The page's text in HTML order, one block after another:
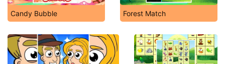
Candy Bubble Forest Match